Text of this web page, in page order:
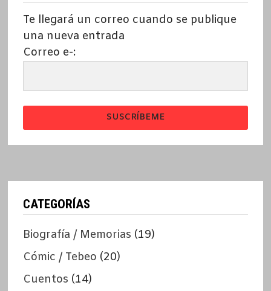
Te llegará un correo cuando se publique
una nueva entrada
Correo e-:
SUSCRÍBEME
CATEGORÍAS
Biografía / Memorias (19)
Cómic / Tebeo (20)
Cuentos (14)